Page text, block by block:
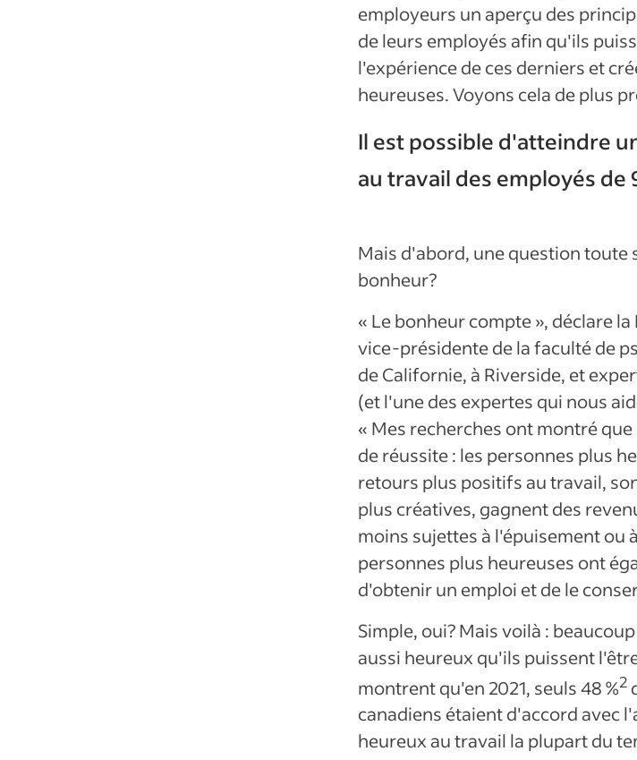
employeurs un aperçu des
de leurs employés afin qu'ils
l'expérience de ces derniers et
heureuses. Voyons cela de plus
Il est possible d'atteindre
au travail des employés de
Mais d'abord, une question toute
bonheur?
« Le bonheur compte », déclare
vice-présidente de la faculté de
de Californie, à Riverside, et
(et l'une des expertes qui nous
« Mes recherches ont montré
de réussite : les personnes plus
retours plus positifs au travail,
plus créatives, gagnent des
moins sujettes à l'épuisement ou
personnes plus heureuses ont
d'obtenir un emploi et de le
Simple, oui? Mais voilà :
aussi heureux qu'ils puissent
montrent qu'en 2021, seuls 48 %2
canadiens étaient d'accord avec
heureux au travail la plupart du